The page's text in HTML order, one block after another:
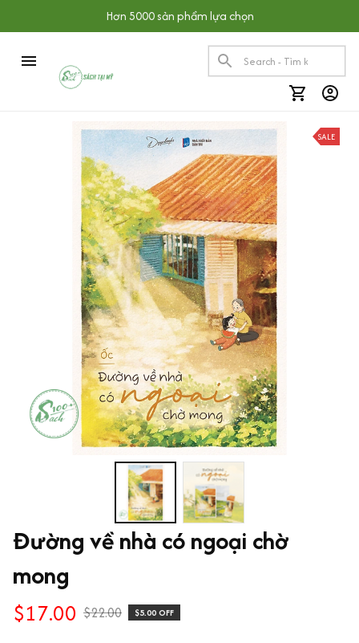
Hơn 5000 sản phẩm lựa chọn
SALE
Đường về nhà có ngoại chờ
mong
$17.00 $22.00 $5.00 OFF